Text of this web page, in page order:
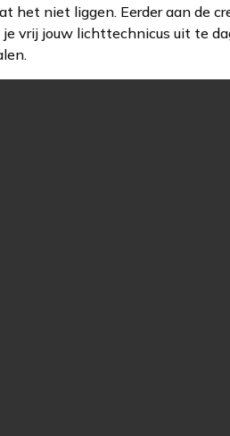
het niet liggen. Eerder aan de
vrij jouw lichttechnicus uit te